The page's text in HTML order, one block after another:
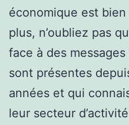
économique est
plus, n’oubliez pas
face à des
sont présentes
années et qui
leur secteur